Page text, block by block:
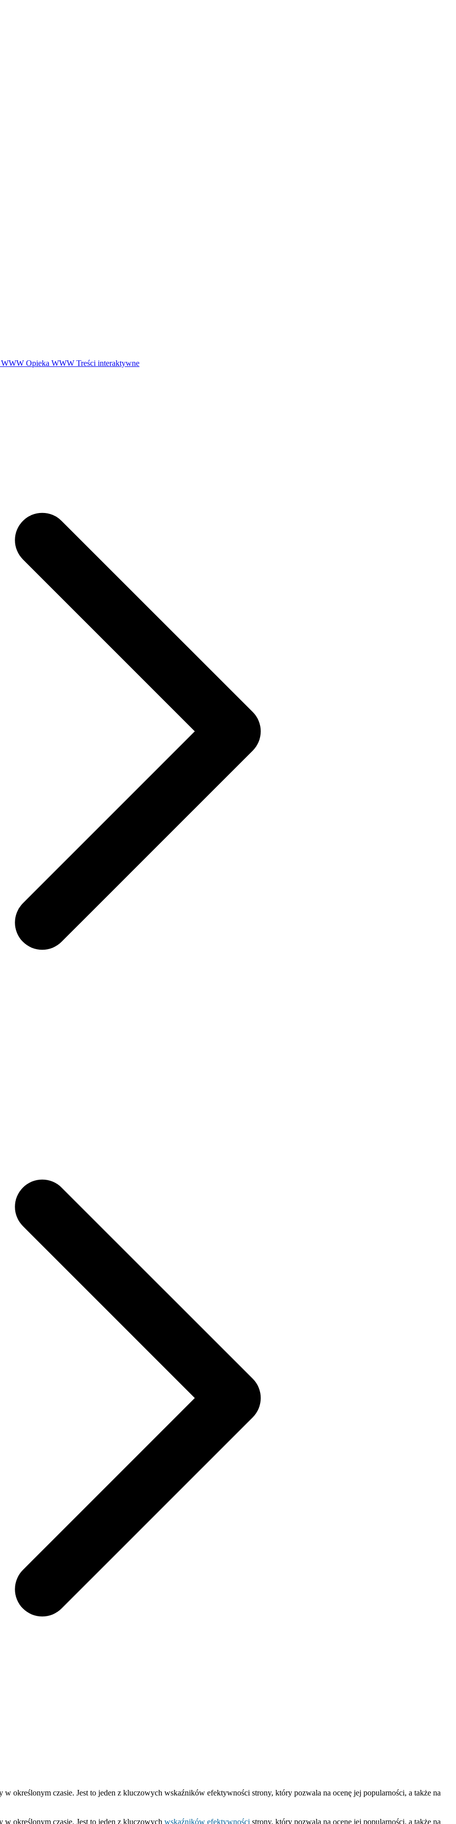
WWW Opieka WWW Treści interaktywne
określonym czasie. Jest to jeden z kluczowych wskaźników efektywności strony, który pozwala na ocenę jej popularności, a także na
określonym czasie. Jest to jeden z kluczowych wskaźników efektywności strony, który pozwala na ocenę jej popularności, a także na